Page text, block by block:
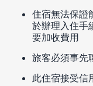
住宿無法保證
於辦理入住手
要加收費用
旅客必須事先
此住宿接受信